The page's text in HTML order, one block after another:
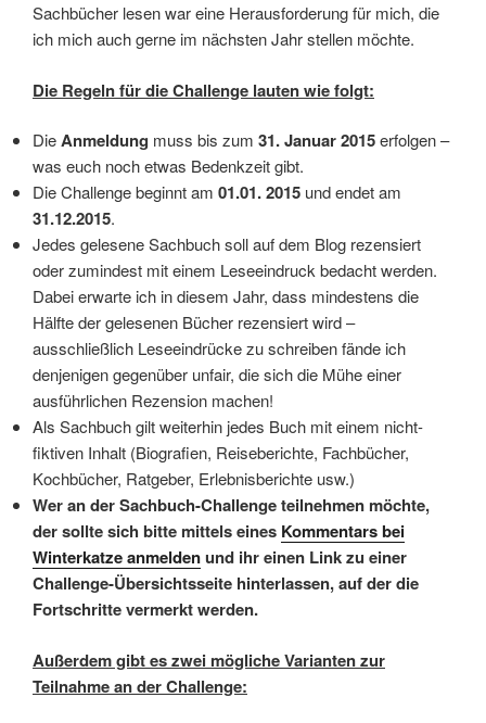
Sachbücher lesen war eine Herausforderung für mich, die
ich mich auch gerne im nächsten Jahr stellen möchte.
Die Regeln für die Challenge lauten wie folgt:
DieAnmeldung muss bis zum 31. Januar 2015erfolgen –
was euch noch etwas Bedenkzeit gibt.
Die Challenge beginnt am 01.01. 2015 und endet am
31.12.2015.
Jedes gelesene Sachbuch soll auf dem Blog rezensiert
oder zumindest mit einem Leseeindruck bedacht werden.
Dabei erwarte ich in diesem Jahr, dass mindestens die
Hälfte der gelesenen Bücher rezensiert wird –
ausschließlich Leseeindrücke zu schreiben fände ich
denjenigen gegenüber unfair, die sich die Mühe einer
ausführlichen Rezension machen!
Als Sachbuch gilt weiterhin jedes Buch mit einem nicht-
fiktiven Inhalt (Biografien, Reiseberichte, Fachbücher,
Kochbücher, Ratgeber, Erlebnisberichte usw.)
Wer an der Sachbuch-Challenge teilnehmen möchte,
der sollte sich bitte mittels eines Kommentars bei
Winterkatze anmeldenund ihr einen Link zu einer
Challenge-Übersichtsseite hinterlassen, auf der die
Fortschritte vermerkt werden.
Außerdem gibt es zwei mögliche Varianten zur
Teilnahme an der Challenge: